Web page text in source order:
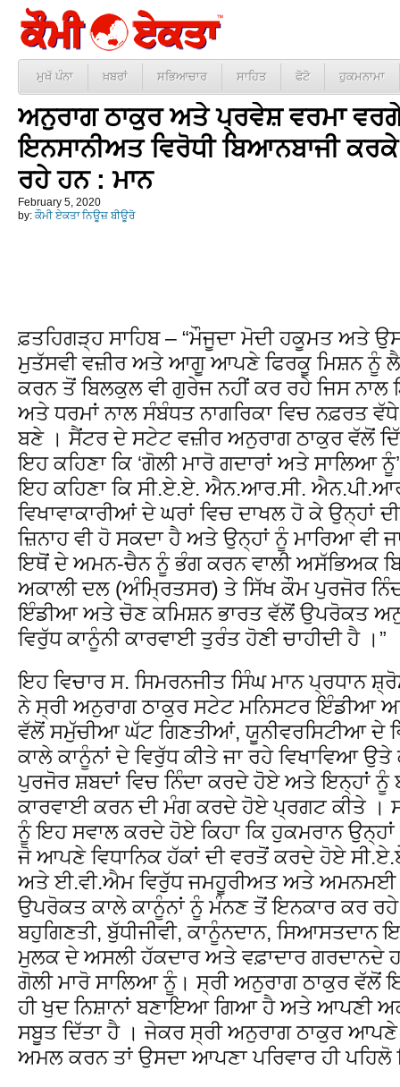
ਮੁਖੱ ਪੰਨਾ ਖ਼ਬਰਾਂ ਸਭਿਆਚਾਰ ਸਾਹਿਤ ਫੋਟੋ ਹੁਕਮਨਾਮਾ
ਅਨੁਰਾਗ ਠਾਕੁਰ ਅਤੇ ਪ੍ਰਵੇਸ਼ ਵਰਮਾ
ਇਨਸਾਨੀਅਤ ਵਿਰੋਧੀ ਬਿਆਨਬਾਜੀ
ਰਹੇ ਹਨ : ਮਾਨ
February 5, 2020
by: ਕੌਮੀ ਏਕਤਾ ਨਿਊਜ਼ ਬੀਊਰੋ
ਫ਼ਤਹਿਗੜ੍ਹ ਸਾਹਿਬ – “ਮੌਜੂਦਾ ਮੋਦੀ ਹਕੂਮਤ ਅਤੇ
ਮੁਤੱਸਵੀ ਵਜ਼ੀਰ ਅਤੇ ਆਗੂ ਆਪਣੇ ਫਿਰਕੂ ਮਿਸ਼ਨ ਨੂੰ
ਕਰਨ ਤੋਂ ਬਿਲਕੁਲ ਵੀ ਗੁਰੇਜ ਨਹੀਂ ਕਰ ਰਹੇ ਜਿਸ
ਅਤੇ ਧਰਮਾਂ ਨਾਲ ਸੰਬੰਧਤ ਨਾਗਰਿਕਾ ਵਿਚ ਨਫ਼ਰਤ
ਬਣੇ । ਸੈਂਟਰ ਦੇ ਸਟੇਟ ਵਜ਼ੀਰ ਅਨੁਰਾਗ ਠਾਕੁਰ ਵੱਲੋਂ
ਇਹ ਕਹਿਣਾ ਕਿ ‘ਗੋਲੀ ਮਾਰੋ ਗਦਾਰਾਂ ਅਤੇ ਸਾਲਿਆ
ਇਹ ਕਹਿਣਾ ਕਿ ਸੀ.ਏ.ਏ. ਐਨ.ਆਰ.ਸੀ.
ਵਿਖਾਵਾਕਾਰੀਆਂ ਦੇ ਘਰਾਂ ਵਿਚ ਦਾਖਲ ਹੋ ਕੇ ਉਨ੍ਹਾਂ
ਜ਼ਿਨਾਹ ਵੀ ਹੋ ਸਕਦਾ ਹੈ ਅਤੇ ਉਨ੍ਹਾਂ ਨੂੰ ਮਾਰਿਆ ਵੀ
ਇਥੋਂ ਦੇ ਅਮਨ-ਚੈਨ ਨੂੰ ਭੰਗ ਕਰਨ ਵਾਲੀ ਅਸੱਭਿਅਕ
ਅਕਾਲੀ ਦਲ (ਅੰਮ੍ਰਿਤਸਰ) ਤੇ ਸਿੱਖ ਕੌਮ ਪੁਰਜੋਰ
ਇੰਡੀਆ ਅਤੇ ਚੋਣ ਕਮਿਸ਼ਨ ਭਾਰਤ ਵੱਲੋਂ ਉਪਰੋਕਤ
ਵਿਰੁੱਧ ਕਾਨੂੰਨੀ ਕਾਰਵਾਈ ਤੁਰੰਤ ਹੋਣੀ ਚਾਹੀਦੀ ਹੈ ।”
ਇਹ ਵਿਚਾਰ ਸ. ਸਿਮਰਨਜੀਤ ਸਿੰਘ ਮਾਨ ਪ੍ਰਧਾਨ
ਨੇ ਸ੍ਰੀ ਅਨੁਰਾਗ ਠਾਕੁਰ ਸਟੇਟ ਮਨਿਸਟਰ ਇੰਡੀਆ
ਵੱਲੋਂ ਸਮੁੱਚੀਆ ਘੱਟ ਗਿਣਤੀਆਂ, ਯੂਨੀਵਰਸਿਟੀਆ ਦੇ
ਕਾਲੇ ਕਾਨੂੰਨਾਂ ਦੇ ਵਿਰੁੱਧ ਕੀਤੇ ਜਾ ਰਹੇ ਵਿਖਾਵਿਆ
ਪੁਰਜੋਰ ਸ਼ਬਦਾਂ ਵਿਚ ਨਿੰਦਾ ਕਰਦੇ ਹੋਏ ਅਤੇ ਇਨ੍ਹਾਂ ਨੂੰ
ਕਾਰਵਾਈ ਕਰਨ ਦੀ ਮੰਗ ਕਰਦੇ ਹੋਏ ਪ੍ਰਗਟ ਕੀਤੇ ।
ਨੂੰ ਇਹ ਸਵਾਲ ਕਰਦੇ ਹੋਏ ਕਿਹਾ ਕਿ ਹੁਕਮਰਾਨ
ਜੋ ਆਪਣੇ ਵਿਧਾਨਿਕ ਹੱਕਾਂ ਦੀ ਵਰਤੋਂ ਕਰਦੇ ਹੋਏ
ਅਤੇ ਈ.ਵੀ.ਐਮ ਵਿਰੁੱਧ ਜਮਹੂਰੀਅਤ ਅਤੇ ਅਮਨਮਈ
ਉਪਰੋਕਤ ਕਾਲੇ ਕਾਨੂੰਨਾਂ ਨੂੰ ਮੰਨਣ ਤੋਂ ਇਨਕਾਰ ਕਰ
ਬਹੁਗਿਣਤੀ, ਬੁੱਧੀਜੀਵੀ, ਕਾਨੂੰਨਦਾਨ, ਸਿਆਸਤਦਾਨ
ਮੁਲਕ ਦੇ ਅਸਲੀ ਹੱਕਦਾਰ ਅਤੇ ਵਫ਼ਾਦਾਰ ਗਰਦਾਨਦੇ
ਗੋਲੀ ਮਾਰੋ ਸਾਲਿਆ ਨੂੰ। ਸ੍ਰੀ ਅਨੁਰਾਗ ਠਾਕੁਰ ਵੱਲੋਂ
ਹੀ ਖੁਦ ਨਿਸ਼ਾਨਾਂ ਬਣਾਇਆ ਗਿਆ ਹੈ ਅਤੇ ਆਪਣੀ
ਸਬੂਤ ਦਿੱਤਾ ਹੈ । ਜੇਕਰ ਸ੍ਰੀ ਅਨੁਰਾਗ ਠਾਕੁਰ ਆਪਣੇ
ਅਮਲ ਕਰਨ ਤਾਂ ਉਸਦਾ ਆਪਣਾ ਪਰਿਵਾਰ ਹੀ ਪਹਿਲੋ